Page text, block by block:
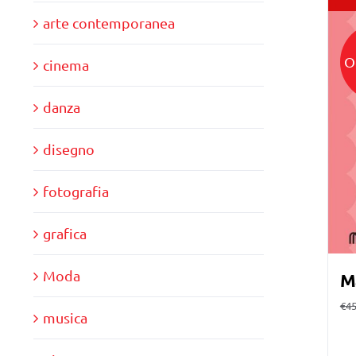
€
arte contemporanea
cinema
danza
disegno
fotografia
grafica
Moda
musica